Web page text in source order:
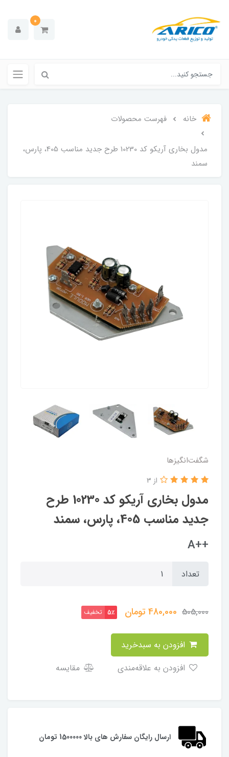
0
خانه فهرست محصولات
مدول بخاری آریکو کد 10230 طرح جدید مناسب 405، پارس،
سمند
شگفت‌انگیزها
مدول بخاری آریکو کد 10230 طرح
جدید مناسب 405، پارس، سمند
از 3
++A
تعداد
505,000
480,000تومان 5٪ تخفیف
مقایسه
ارسال رایگان سفارش های بالا 1500000 تومان